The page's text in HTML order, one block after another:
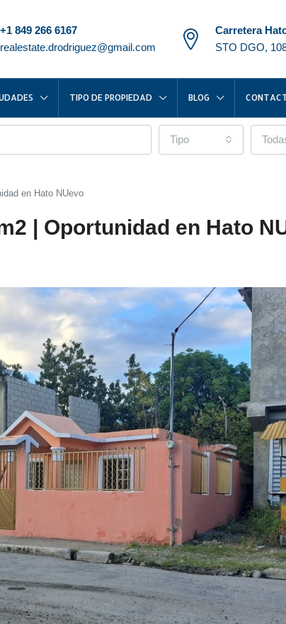
+1 849 266 6167
realestate.drodriguez@gmail.com
Carretera
STO DGO,
TIPO DE PROPIEDAD BLOG
Tipo
en Hato NUevo
| Oportunidad en Hato